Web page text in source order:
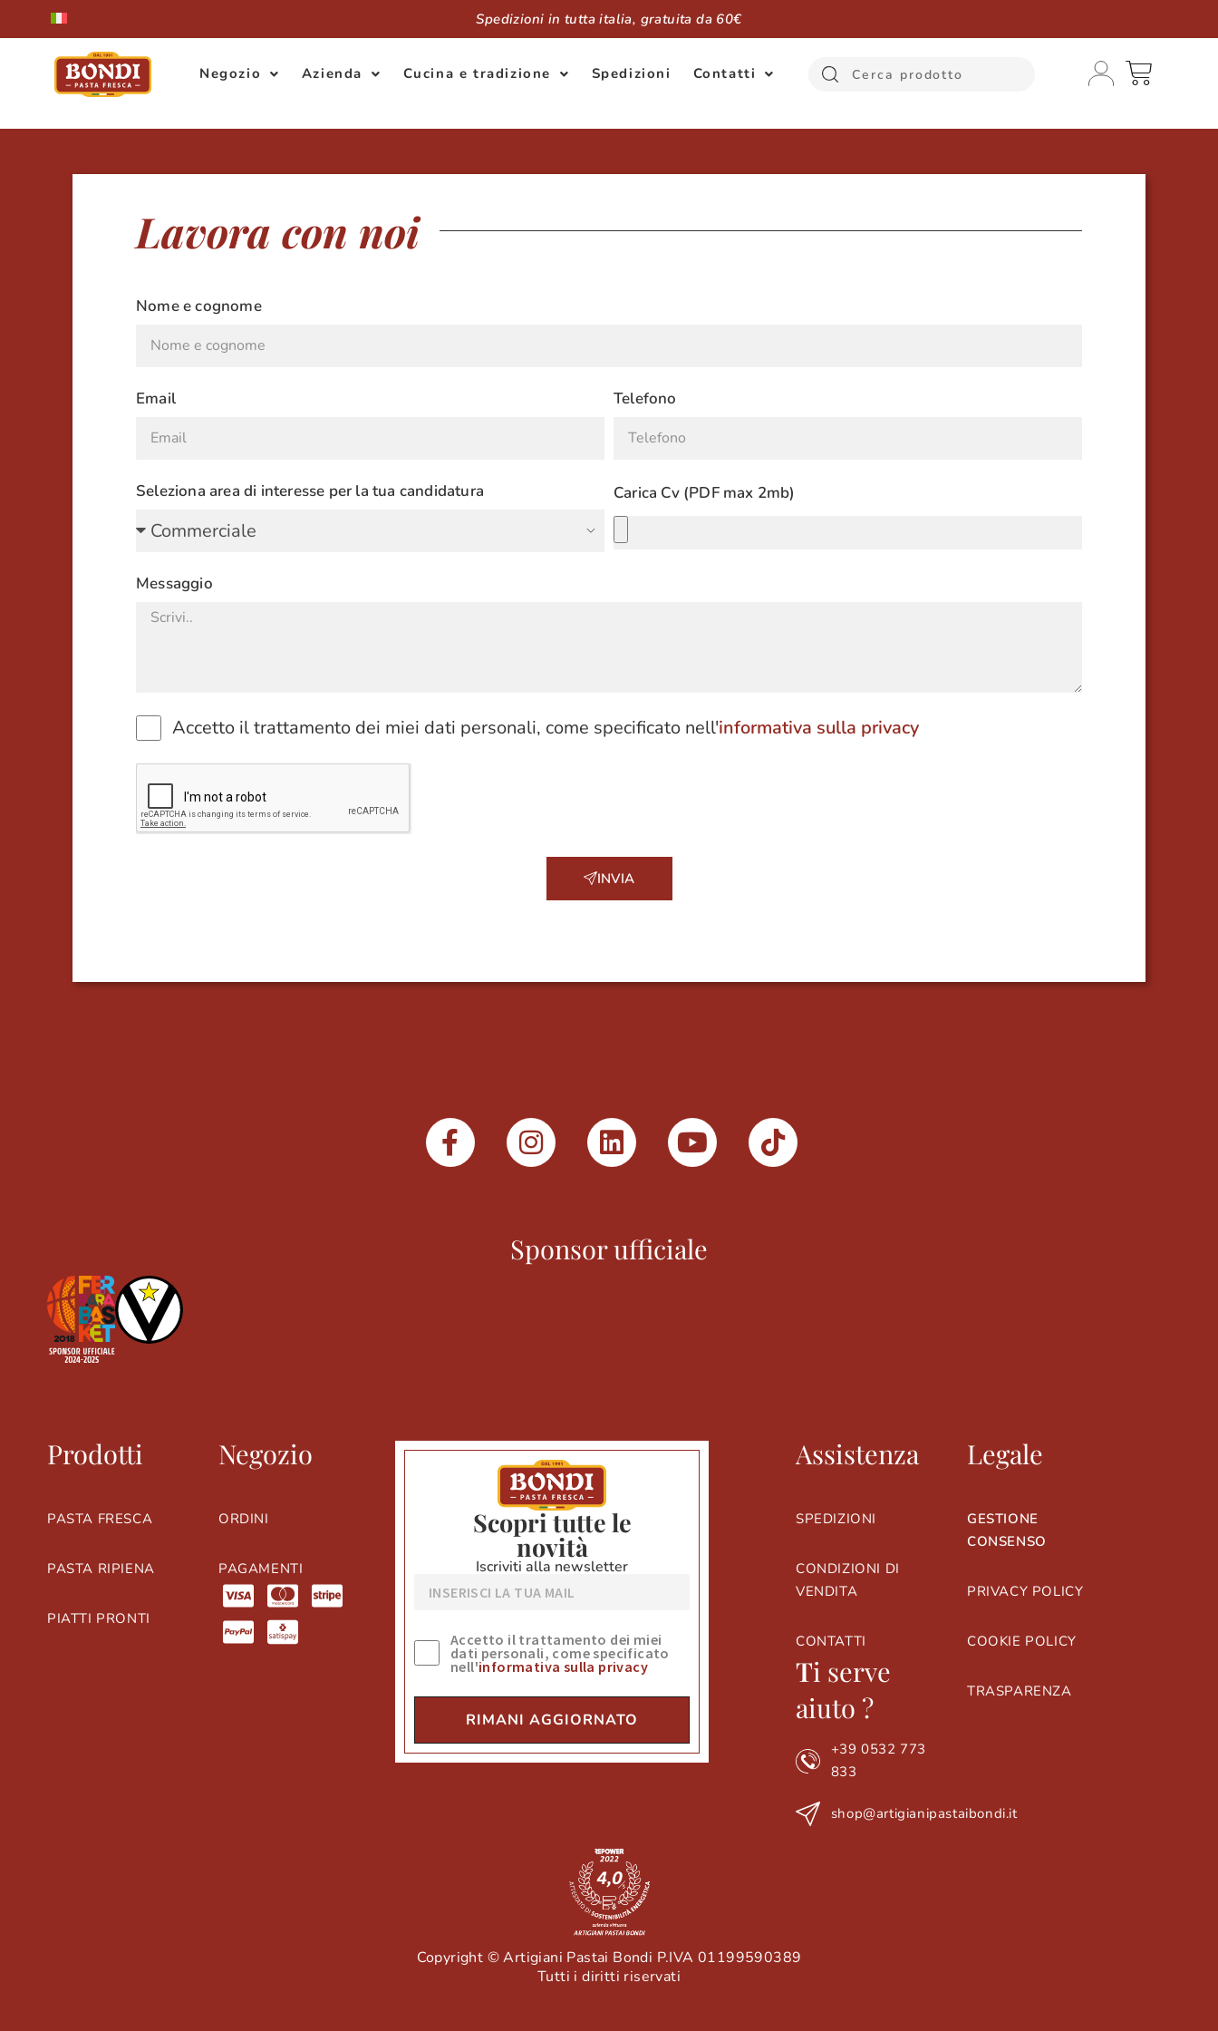
Spedizioni in tutta italia, gratuita da 60€
Negozio Azienda Cucina e tradizione Spedizioni Contatti
Lavora con noi
Nome e cognome
Email Telefono
Seleziona area di interesse per la tua candidatura Carica Cv (PDF max 2mb)
Messaggio
Accetto il trattamento dei miei dati personali, come specificato nell'informativa sulla privacy
INVIA
Sponsor ufficiale
Prodotti
PASTA FRESCA
PASTA RIPIENA
PIATTI PRONTI
Negozio
ORDINI
PAGAMENTI
Scopri tutte le
novità
Iscriviti alla newsletter
Accetto il trattamento dei miei
dati personali, come specificato
nell'informativa sulla privacy
RIMANI AGGIORNATO
Assistenza
SPEDIZIONI
CONDIZIONI DI
VENDITA
CONTATTI
Ti serve
aiuto ?
+39 0532 773
833
shop@artigianipastaibondi.it
Legale
GESTIONE
CONSENSO
PRIVACY POLICY
COOKIE POLICY
TRASPARENZA
Copyright © Artigiani Pastai Bondi P.IVA 01199590389
Tutti i diritti riservati